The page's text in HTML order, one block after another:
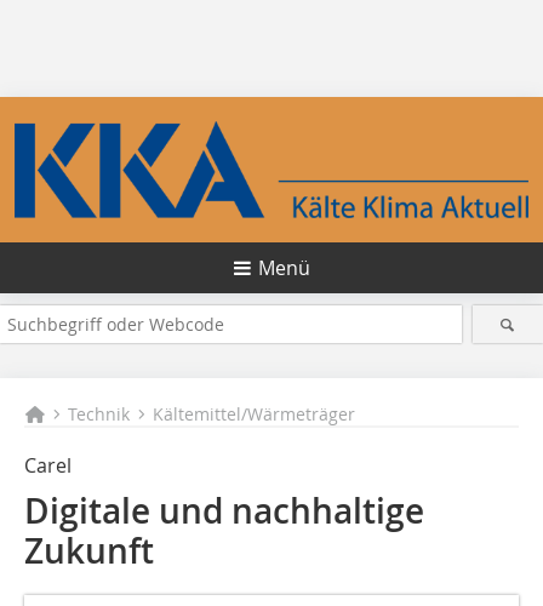
Menü
Technik Kältemittel/Wärmeträger
Carel
Digitale und nachhaltige
Zukunft